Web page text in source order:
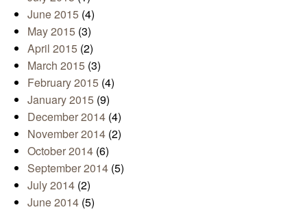
June 2015 (4)
May 2015 (3)
April 2015 (2)
March 2015 (3)
February 2015 (4)
January 2015 (9)
December 2014 (4)
November 2014 (2)
October 2014 (6)
September 2014 (5)
July 2014 (2)
June 2014 (5)